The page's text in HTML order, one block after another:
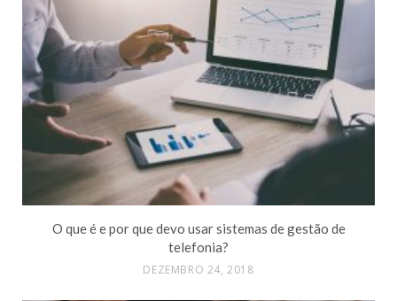
O que é e por que devo usar sistemas de gestão de
telefonia?
DEZEMBRO 24, 2018